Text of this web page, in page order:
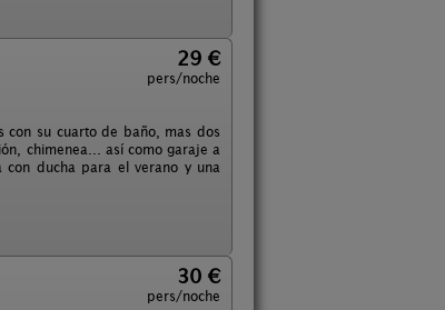
29 €
pers/noche
con su cuarto de baño, mas dos
chimenea... así como garaje a
ducha para el verano y una
30 €
pers/noche